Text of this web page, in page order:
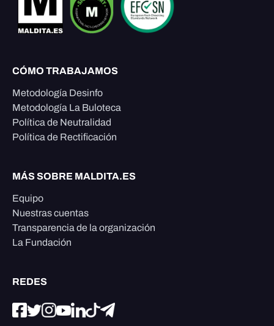
CÓMO TRABAJAMOS
Metodología Desinfo
Metodología La Buloteca
Política de Neutralidad
Política de Rectificación
MÁS SOBRE MALDITA.ES
Equipo
Nuestras cuentas
Transparencia de la organización
La Fundación
REDES